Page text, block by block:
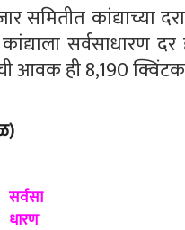
समितीत
सर्वसाधारण
आवक ही 8,190
सर्वसा
धारण